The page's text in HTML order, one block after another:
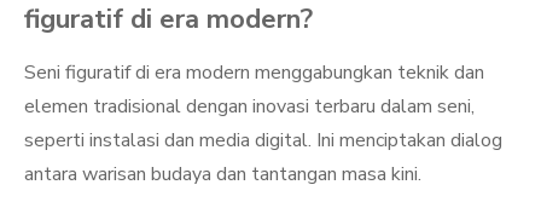
figuratif di era modern?
Seni figuratif di era modern menggabungkan teknik dan
elemen tradisional dengan inovasi terbaru dalam seni,
seperti instalasi dan media digital. Ini menciptakan dialog
antara warisan budaya dan tantangan masa kini.